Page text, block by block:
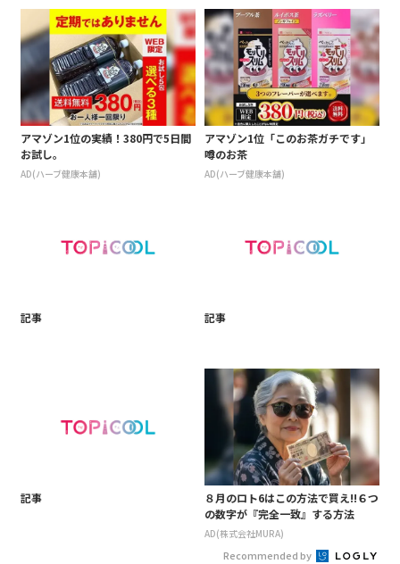
アマゾン1位の実績！380円で5日間
お試し。
AD(ハーブ健康本舗)
アマゾン1位「このお茶ガチです」
噂のお茶
AD(ハーブ健康本舗)
記事 記事
記事
８月のロト6はこの方法で買え!!６つ
の数字が『完全一致』する方法
AD(株式会社MURA)
Recommended by